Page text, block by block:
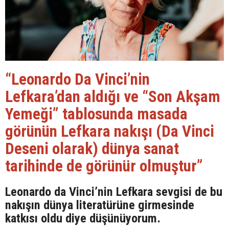
“Leonardo Da Vinci’nin
Lefkara’dan aldığı ve “Son Akşam
Yemeği” tablosunda masada
görünün Lefkara nakışı (Da Vinci
Deseni olarak) dünya sanat
tarihinde de görünür olmuştur”
Leonardo da Vinci’nin Lefkara sevgisi de bu
nakışın dünya literatürüne girmesinde
katkısı oldu diye düşünüyorum.